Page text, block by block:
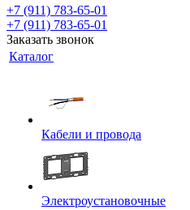
+7 (911) 783-65-01
+7 (911) 783-65-01
Заказать звонок
Каталог
Кабели и провода
Электроустановочные